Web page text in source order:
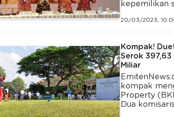
kepemilikan
20/03/2023,
Kompak!
Serok 397,63
Miliar
kompak
Property
Dua